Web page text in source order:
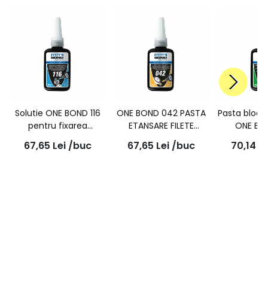
Solutie ONE BOND 116
pentru fixarea
pieselor filetate,
rezistenta medie
67,65 Lei /buc
ONE BOND 042 PASTA
ETANSARE FILETE
REZISTENTA MEDIE
50ml
67,65 Lei /buc
Pasta
ONE
70,14